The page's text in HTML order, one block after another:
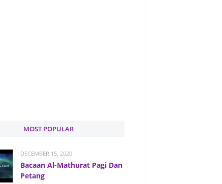
MOST POPULAR
DECEMBER 15, 2020
Bacaan Al-Mathurat Pagi Dan
Petang